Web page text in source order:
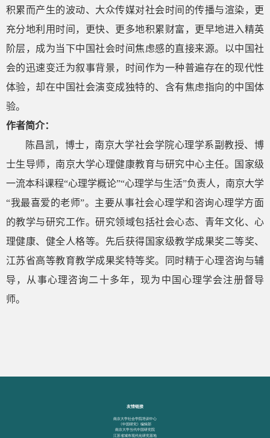
积累而产生的波动、大众传媒对社会时间的传播与渲染，更
充分地利用时间，更快、更多地积累财富，更早地进入精英
阶层，成为当下中国社会时间焦虑感的直接来源。以中国社
会的迅速变迁为叙事背景，时间作为一种普遍存在的现代性
体验，却在中国社会演变成独特的、含有焦虑指向的中国体
验。
作者简介：
陈昌凯，博士，南京大学社会学院心理学系副教授、博
士生导师，南京大学心理健康教育与研究中心主任。国家级
一流本科课程“心理学概论”“心理学与生活”负责人，南京大学
“我最喜爱的老师”。主要从事社会心理学和咨询心理学方面
的教学与研究工作。研究领域包括社会心态、青年文化、心
理健康、健全人格等。先后获得国家级教学成果奖二等奖、
江苏省高等教育教学成果奖特等奖。同时精于心理咨询与辅
导，从事心理咨询二十多年，现为中国心理学会注册督导
师。
友情链接
南京大学社会学院培训中心
《中国研究》编辑部
南京大学当代中国研究院
江苏省城市现代化研究基地